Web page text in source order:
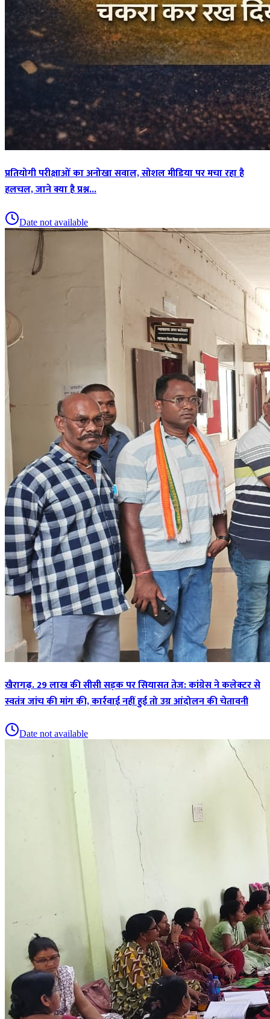
प्रतियोगी परीक्षाओं का अनोखा सवाल, सोशल मीडिया पर मचा रहा है
हलचल, जाने क्या है प्रश्न...
Date not available
खैरागढ़. 29 लाख की सीसी सड़क पर सियासत तेज: कांग्रेस ने कलेक्टर से
स्वतंत्र जांच की मांग की, कार्रवाई नहीं हुई तो उग्र आंदोलन की चेतावनी
Date not available